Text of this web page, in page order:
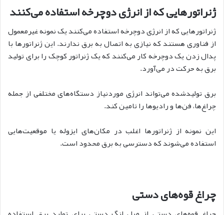
ژنراتورهایی که از انرژی دوچرخه استفاده می‌کنند
ژنراتورهایی که از انرژی دوچرخه استفاده می‌کنندیک نمونه غیرمعمول
از فناوری هستند که نیازی به اتصال به برق ندارند. این ژنراتورها با
پدال زدن یک دوچرخه کار می‌کنند که یک ژنراتور کوچک را برای تولید
برق به حرکت در می‌آورد.
برق تولیدشده می‌تواند انرژی موردنیاز دستگاه‌های مختلفی از جمله
چراغ‌ها، فن‌ها و رادیوها را تامین کند.
این نمونه از ژنراتورها اغلب در مکان‌های ایزوله یا موقعیت‌هایی
استفاده می‌شوند که دسترسی به برق محدود است.
چراغ قوه‌های دستی